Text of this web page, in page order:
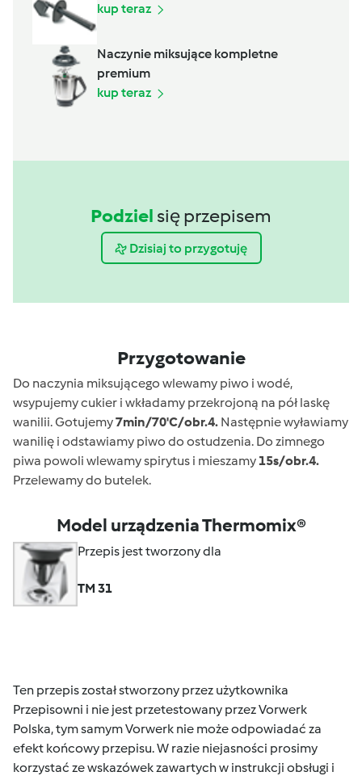
kup teraz
Naczynie miksujące kompletne
premium
kup teraz
Podziel się przepisem
Dzisiaj to przygotuję
Przygotowanie
Do naczynia miksującego wlewamy piwo i wodé,
wsypujemy cukier i wkładamy przekrojoną na pół laskę
wanilii. Gotujemy7min/70'C/obr.4. Następnie wyławiamy
wanilię i odstawiamy piwo do ostudzenia. Do zimnego
piwa powoli wlewamy spirytus i mieszamy 15s/obr.4.
Przelewamy do butelek.
Model urządzenia Thermomix®
Przepis jest tworzony dla
TM 31
Ten przepis został stworzony przez użytkownika
Przepisowni i nie jest przetestowany przez Vorwerk
Polska, tym samym Vorwerk nie może odpowiadać za
efekt końcowy przepisu. W razie niejasności prosimy
korzystać ze wskazówek zawartych w instrukcji obsługi i